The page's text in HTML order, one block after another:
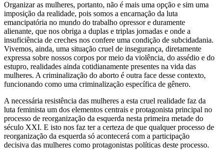
Organizar as mulheres, portanto, não é mais uma opção e sim uma
imposição da realidade, pois somos a encarnação da luta
emancipatória no mundo do trabalho opressor e duramente
alienante, que nos obriga a duplas e triplas jornadas e onde a
insuficiência de creches nos confere uma condição de subcidadania.
Vivemos, ainda, uma situação cruel de insegurança, diretamente
expressa sobre nossos corpos por meio da violência, do assédio e do
estupro, realidades ainda cotidianamente presentes na vida das
mulheres. A criminalização do aborto é outra face desse contexto,
funcionando como uma criminalização específica de gênero.
A necessária resistência das mulheres a esta cruel realidade faz da
luta feminista um dos elementos centrais e protagonista principal no
processo de reorganização da esquerda nesta primeira metade do
século XXI. E isto nos faz ter a certeza de que qualquer processo de
reorganização da esquerda só acontecerá com a participação
decisiva das mulheres como protagonistas políticas deste processo.